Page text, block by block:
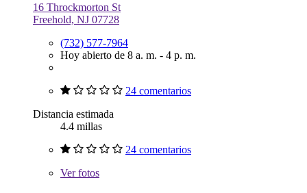
16 Throckmorton St
Freehold, NJ 07728
(732) 577-7964
Hoy abierto de 8 a. m. - 4 p. m.
24 comentarios
Distancia estimada
4.4 millas
24 comentarios
Verfotos